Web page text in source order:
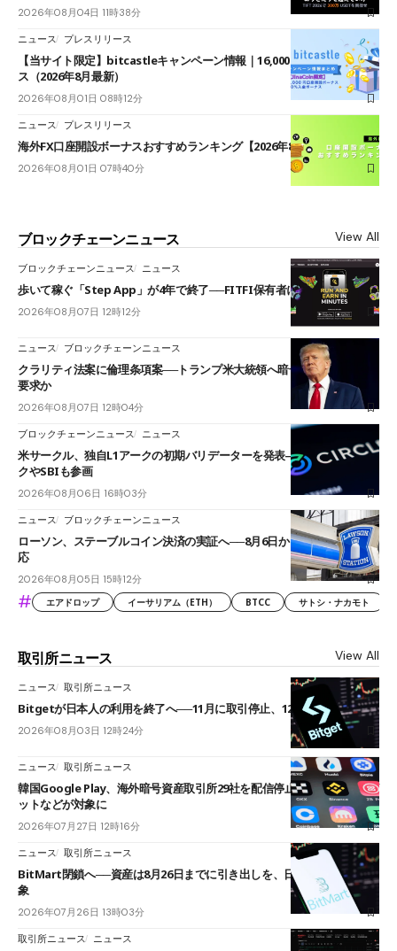
2026年08月04日 11時38分
ニュース プレスリリース
【当サイト限定】bitcastleキャンペーン情報｜16,000円口座開設ボーナ
ス（2026年8月最新）
2026年08月01日 08時12分
ニュース プレスリリース
海外FX口座開設ボーナスおすすめランキング【2026年8月最新】
2026年08月01日 07時40分
ブロックチェーンニュース View All
ブロックチェーンニュース ニュース
歩いて稼ぐ「Step App」が4年で終了──FITFI保有者に対応呼びかけ
2026年08月07日 12時12分
ニュース ブロックチェーンニュース
クラリティ法案に倫理条項案──トランプ米大統領へ暗号資産事業の売却
要求か
2026年08月07日 12時04分
ブロックチェーンニュース ニュース
米サークル、独自L1アークの初期バリデーターを発表――ブラックロッ
クやSBIも参画
2026年08月06日 16時03分
ニュース ブロックチェーンニュース
ローソン、ステーブルコイン決済の実証へ──8月6日からJPYCやUSDC対
応
2026年08月05日 15時12分
# エアドロップ イーサリアム（ETH） BTCC サトシ・ナカモト
取引所ニュース View All
ニュース 取引所ニュース
Bitgetが日本人の利用を終了へ──11月に取引停止、12月末に強制決済
2026年08月03日 12時24分
ニュース 取引所ニュース
韓国Google Play、海外暗号資産取引所29社を配信停止──OKXやバイビ
ットなどが対象に
2026年07月27日 12時16分
ニュース 取引所ニュース
BitMart閉鎖へ──資産は8月26日までに引き出しを、日本人利用者も対
象
2026年07月26日 13時03分
取引所ニュース ニュース